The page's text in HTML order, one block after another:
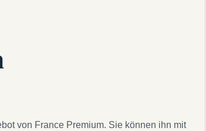
von France Premium. Sie können ihn mit